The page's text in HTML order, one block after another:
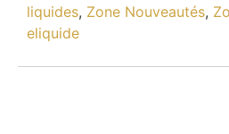
liquides, Zone Nouveautés,
eliquide